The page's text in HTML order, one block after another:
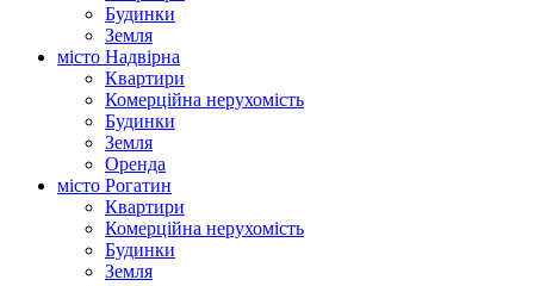
Будинки
Земля
місто Надвірна
Квартири
Комерційна нерухомість
Будинки
Земля
Оренда
місто Рогатин
Квартири
Комерційна нерухомість
Будинки
Земля